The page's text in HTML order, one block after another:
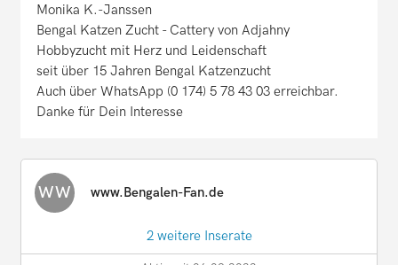
Monika K.-Janssen
Bengal Katzen Zucht - Cattery von Adjahny
Hobbyzucht mit Herz und Leidenschaft
seit über 15 Jahren Bengal Katzenzucht
Auch über WhatsApp (0 174) 5 78 43 03 erreichbar.
Danke für Dein Interesse
WW www.Bengalen-Fan.de
2 weitere Inserate